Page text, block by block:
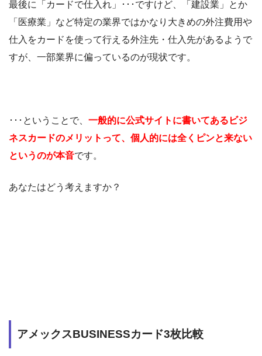
最後に「カードで仕入れ」･･･ですけど、「建設業」とか
「医療業」など特定の業界ではかなり大きめの外注費用や
仕入をカードを使って行える外注先・仕入先があるようで
すが、一部業界に偏っているのが現状です。
･･･ということで、 一般的に公式サイトに書いてあるビジ
ネスカードのメリットって、個人的には全くピンと来ない
というのが本音です。
あなたはどう考えますか？
アメックスBUSINESSカード3枚比較